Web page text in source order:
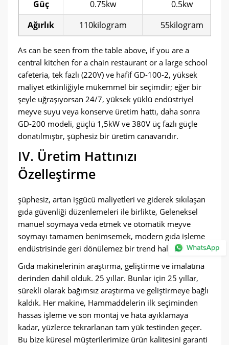
Güç 0.75kw
0.5kw
Ağırlık
110kilogram 55kilogram
As can be seen from the table above, if you are a
central kitchen for a chain restaurant or a large school
cafeteria, tek fazlı (220V) ve hafif GD-100-2, yüksek
maliyet etkinliğiyle mükemmel bir seçimdir; eğer bir
şeyle uğraşıyorsan 24/7, yüksek yüklü endüstriyel
meyve suyu veya konserve üretim hattı, daha sonra
GD-200 modeli, güçlü 1,5kW ve 380V üç fazlı güçle
donatılmıştır, şüphesiz bir üretim canavarıdır.
IV. Üretim Hattınızı
Özelleştirme
şüphesiz, artan işgücü maliyetleri ve giderek sıkılaşan
gıda güvenliği düzenlemeleri ile birlikte, Geleneksel
manuel soymaya veda etmek ve otomatik meyve
soymayı tamamen benimsemek, modern gıda işleme
endüstrisinde geri dönülemez bir trend haline geldi.
Gıda makinelerinin araştırma, geliştirme ve imalatına
derinden dahil olduk. 25 yıllar. Bunlar için 25 yıllar,
sürekli olarak bağımsız araştırma ve geliştirmeye bağlı
kaldık. Her makine, Hammaddelerin ilk seçiminden
hassas işleme ve son montaj ve hata ayıklamaya
kadar, yüzlerce tekrarlanan tam yük testinden geçer.
Bu bize küresel müşterilerimize ürün kalitesini garanti